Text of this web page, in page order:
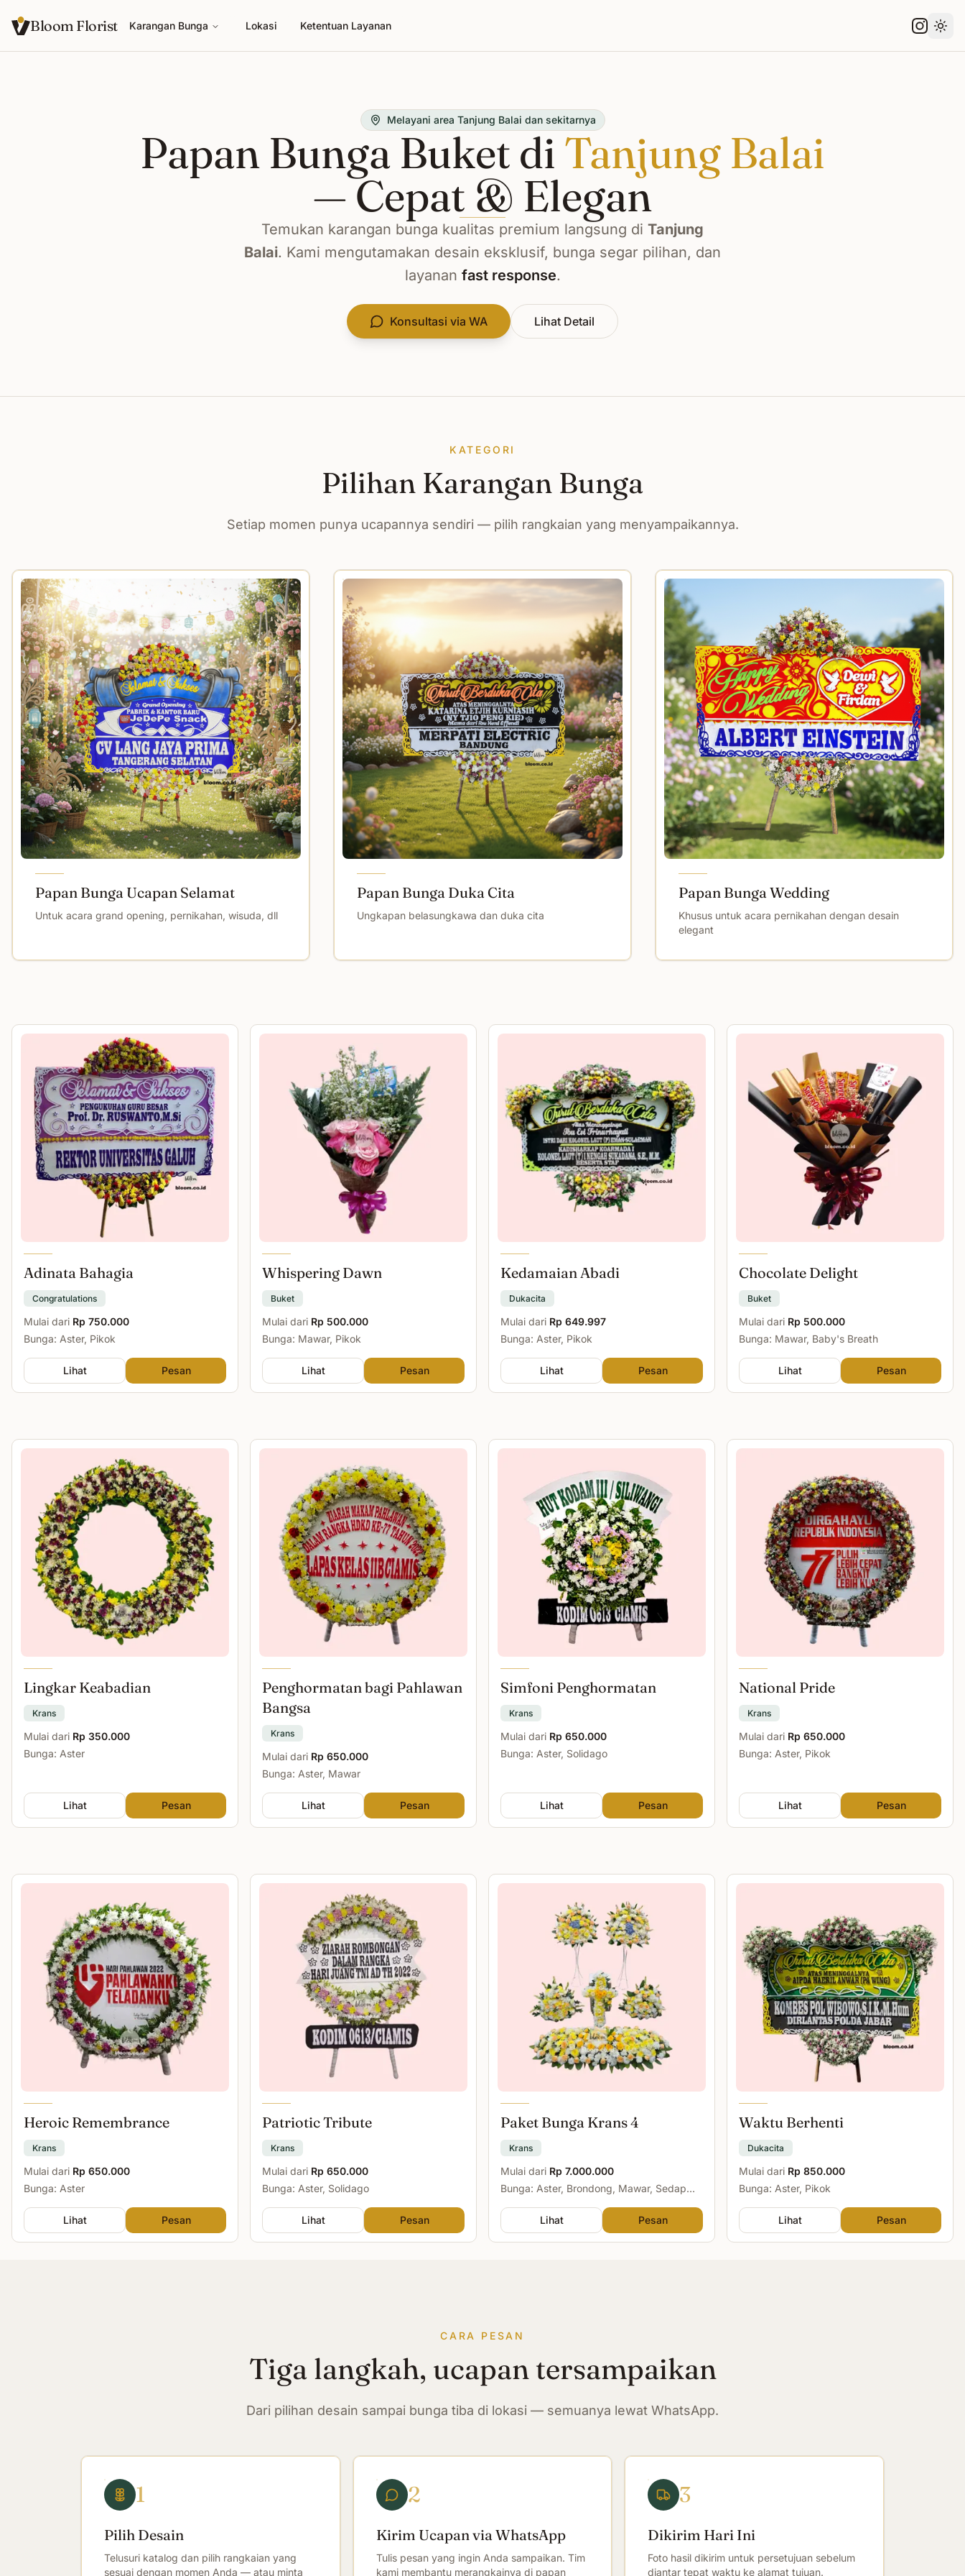
Bloom Florist Karangan Bunga Lokasi Ketentuan Layanan
Melayani area Tanjung Balai dan sekitarnya
Papan Bunga Buket di Tanjung Balai
— Cepat & Elegan
Temukan karangan bunga kualitas premium langsung di Tanjung
Balai. Kami mengutamakan desain eksklusif, bunga segar pilihan, dan
layanan fast response.
Konsultasi via WA Lihat Detail
KATEGORI
Pilihan Karangan Bunga
Setiap momen punya ucapannya sendiri — pilih rangkaian yang menyampaikannya.
Papan Bunga Ucapan Selamat
Untuk acara grand opening, pernikahan, wisuda, dll
Papan Bunga Duka Cita
Ungkapan belasungkawa dan duka cita
Papan Bunga Wedding
Khusus untuk acara pernikahan dengan desain
elegant
Adinata Bahagia
Congratulations
Mulai dari Rp 750.000
Bunga: Aster, Pikok
Lihat Pesan
Whispering Dawn
Buket
Mulai dari Rp 500.000
Bunga: Mawar, Pikok
Lihat Pesan
Kedamaian Abadi
Dukacita
Mulai dari Rp 649.997
Bunga: Aster, Pikok
Lihat Pesan
Chocolate Delight
Buket
Mulai dari Rp 500.000
Bunga: Mawar, Baby's Breath
Lihat Pesan
Lingkar Keabadian
Krans
Mulai dari Rp 350.000
Bunga: Aster
Lihat Pesan
Penghormatan bagi Pahlawan
Bangsa
Krans
Mulai dari Rp 650.000
Bunga: Aster, Mawar
Lihat Pesan
Simfoni Penghormatan
Krans
Mulai dari Rp 650.000
Bunga: Aster, Solidago
Lihat Pesan
National Pride
Krans
Mulai dari Rp 650.000
Bunga: Aster, Pikok
Lihat Pesan
Heroic Remembrance
Krans
Mulai dari Rp 650.000
Bunga: Aster
Lihat Pesan
Patriotic Tribute
Krans
Mulai dari Rp 650.000
Bunga: Aster, Solidago
Lihat Pesan
Paket Bunga Krans 4
Krans
Mulai dari Rp 7.000.000
Bunga: Aster, Brondong, Mawar, Sedap
Lihat
Pesan
Waktu Berhenti
Dukacita
Mulai dari Rp 850.000
Bunga: Aster, Pikok
Lihat Pesan
CARA PESAN
Tiga langkah, ucapan tersampaikan
Dari pilihan desain sampai bunga tiba di lokasi — semuanya lewat WhatsApp.
1
Pilih Desain
Telusuri katalog dan pilih rangkaian yang
sesuai dengan momen Anda — atau minta
2
Kirim Ucapan via WhatsApp
Tulis pesan yang ingin Anda sampaikan. Tim
kami membantu merangkainya di papan
3
Dikirim Hari Ini
Foto hasil dikirim untuk persetujuan sebelum
diantar tepat waktu ke alamat tujuan.